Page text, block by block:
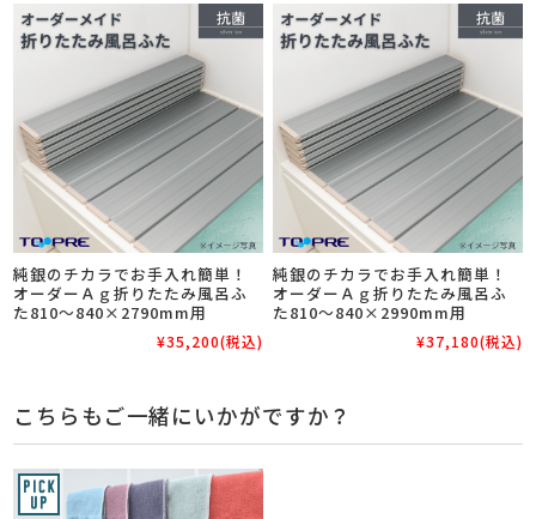
純銀のチカラでお手入れ簡単！
オーダーＡｇ折りたたみ風呂ふ
た810～840×2790mm用
¥35,200(税込)
純銀のチカラでお手入れ簡単！
オーダーＡｇ折りたたみ風呂ふ
た810～840×2990mm用
¥37,180(税込)
こちらもご一緒にいかがですか？